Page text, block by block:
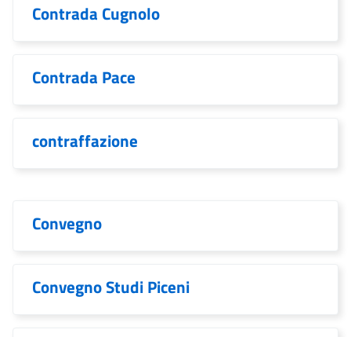
Contrada Cugnolo
Contrada Pace
contraffazione
Convegno
Convegno Studi Piceni